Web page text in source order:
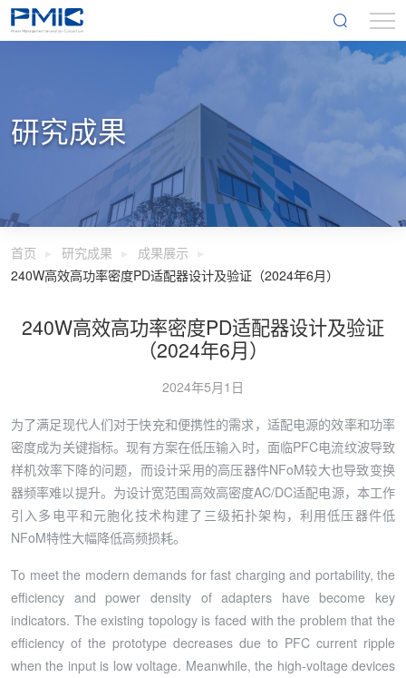
研究成果
首页 研究成果
成果展示
240W高效高功率密度PD适配器设计及验证（2024年6月）
240W高效高功率密度PD适配器设计及验证
（2024年6月）
2024年5月1日
为了满足现代人们对于快充和便携性的需求，适配电源的效率和功率
密度成为关键指标。现有方案在低压输入时，面临PFC电流纹波导致
样机效率下降的问题，而设计采用的高压器件NFoM较大也导致变换
器频率难以提升。为设计宽范围高效高密度AC/DC适配电源，本工作
引入多电平和元胞化技术构建了三级拓扑架构，利用低压器件低
NFoM特性大幅降低高频损耗。
To meet the modern demands for fast charging and portability, the
efficiency and power density of adapters have become key
indicators. The existing topology is faced with the problem that the
efficiency of the prototype decreases due to PFC current ripple
when the input is low voltage. Meanwhile, the high-voltage devices